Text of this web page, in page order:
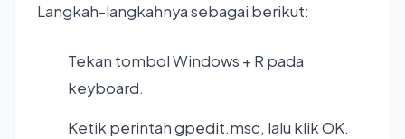
Langkah-langkahnya sebagai berikut:
Tekan tombol Windows + R pada
keyboard.
Ketik perintah gpedit.msc, lalu klik OK.